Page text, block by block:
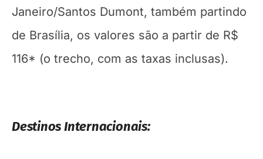
Janeiro/Santos Dumont, também partindo
de Brasília, os valores são a partir de R$
116* (o trecho, com as taxas inclusas).
Destinos Internacionais: